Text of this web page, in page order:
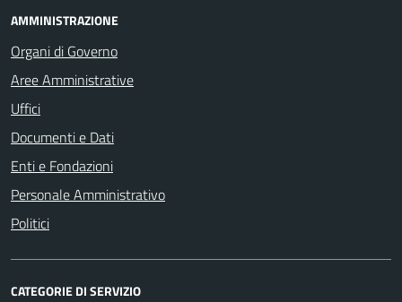
AMMINISTRAZIONE
Organi di Governo
Aree Amministrative
Uffici
Documenti e Dati
Enti e Fondazioni
Personale Amministrativo
Politici
CATEGORIE DI SERVIZIO